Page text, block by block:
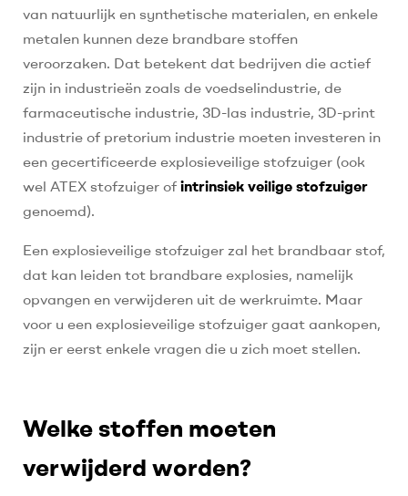
van natuurlijk en synthetische materialen, en enkele
metalen kunnen deze brandbare stoffen
veroorzaken. Dat betekent dat bedrijven die actief
zijn in industrieën zoals de voedselindustrie, de
farmaceutische industrie, 3D-las industrie, 3D-print
industrie of pretorium industrie moeten investeren in
een gecertificeerde explosieveilige stofzuiger (ook
wel ATEX stofzuiger of intrinsiek veilige stofzuiger
genoemd).
Een explosieveilige stofzuiger zal het brandbaar stof,
dat kan leiden tot brandbare explosies, namelijk
opvangen en verwijderen uit de werkruimte. Maar
voor u een explosieveilige stofzuiger gaat aankopen,
zijn er eerst enkele vragen die u zich moet stellen.
Welke stoffen moeten
verwijderd worden?